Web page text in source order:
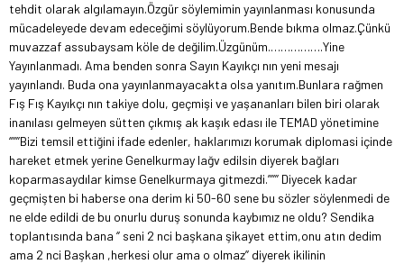
tehdit olarak algılamayın.Özgür söylemimin yayınlanması konusunda
mücadeleyede devam edeceğimi söylüyorum.Bende bıkma olmaz.Çünkü
muvazzaf assubaysam köle de değilim.Üzgünüm.…………….Yine
Yayınlanmadı. Ama benden sonra Sayın Kayıkçı nın yeni mesajı
yayınlandı. Buda ona yayınlanmayacakta olsa yanıtım.Bunlara rağmen
Fış Fış Kayıkçı nın takiye dolu, geçmişi ve yaşananları bilen biri olarak
inanılası gelmeyen sütten çıkmış ak kaşık edası ile TEMAD yönetimine
‘’’’’’Bizi temsil ettiğini ifade edenler, haklarımızı korumak diplomasi içinde
hareket etmek yerine Genelkurmay lağv edilsin diyerek bağları
koparmasaydılar kimse Genelkurmaya gitmezdi.’’’’’’ Diyecek kadar
geçmişten bi haberse ona derim ki 50-60 sene bu sözler söylenmedi de
ne elde edildi de bu onurlu duruş sonunda kaybımız ne oldu? Sendika
toplantısında bana ‘’ seni 2 nci başkana şikayet ettim,onu atın dedim
ama 2 nci Başkan ,herkesi olur ama o olmaz’’ diyerek ikilinin